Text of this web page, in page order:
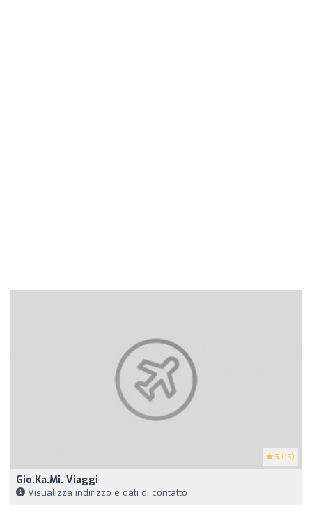
5 (15)
Gio.ka.mi. Viaggi
Visualizza indirizzo e dati di contatto